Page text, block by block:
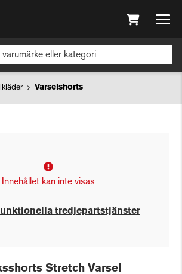
Varselshorts
Innehållet kan inte visas
tredjepartstjänster
Stretch Varsel